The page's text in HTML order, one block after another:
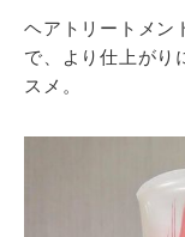
ヘアトリートメン
で、より仕上がり
スメ。